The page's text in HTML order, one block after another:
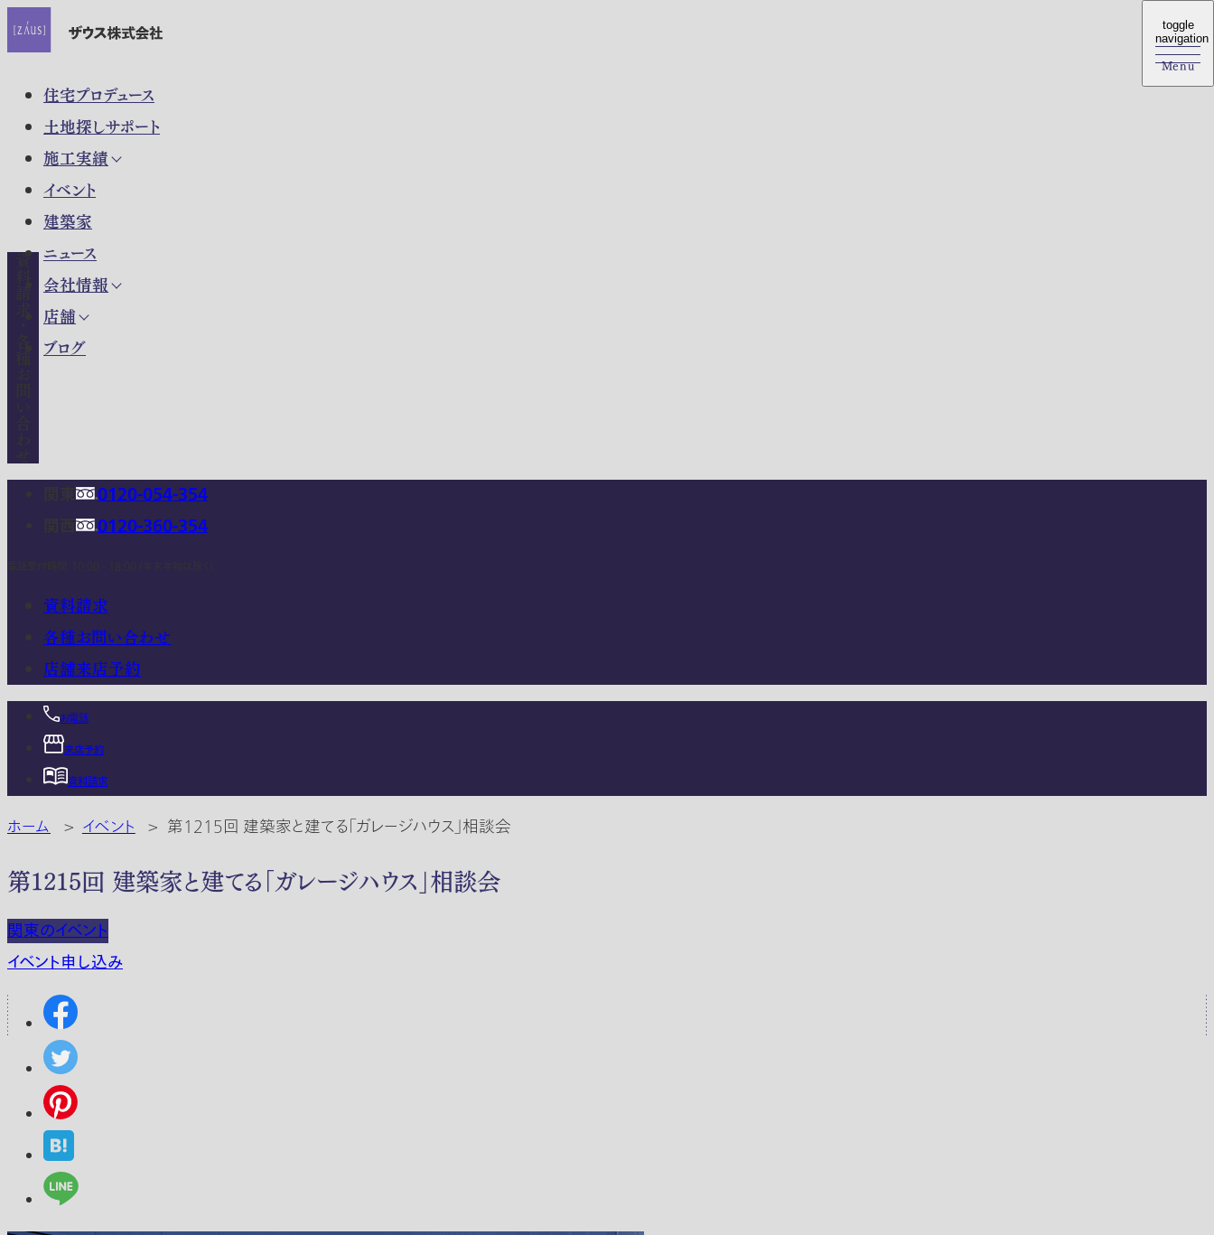
住宅プロデュース
土地探しサポート
施工実績
イベント
建築家
ニュース
会社情報
店舗
ブログ
toggle
navigation
Menu
toggle
navigation
Menu
0120-054-354
0120-360-354
資料請求
各種お問い合わせ
店舗来店予約
お電話
来店予約
資料請求
ホーム > イベント > 第1215回 建築家と建てる「ガレージハウス」相談会
第1215回 建築家と建てる「ガレージハウス」相談会
関東のイベント
イベント申し込み